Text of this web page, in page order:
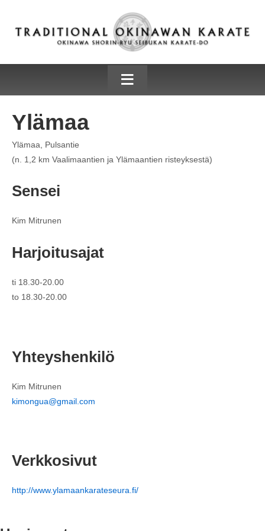
≡
Ylämaa
Ylämaa, Pulsantie
(n. 1,2 km Vaalimaantien ja Ylämaantien risteyksestä)
Sensei
Kim Mitrunen
Harjoitusajat
ti 18.30-20.00
to 18.30-20.00
Yhteyshenkilö
Kim Mitrunen
kimongua@gmail.com
Verkkosivut
http://www.ylamaankarateseura.fi/